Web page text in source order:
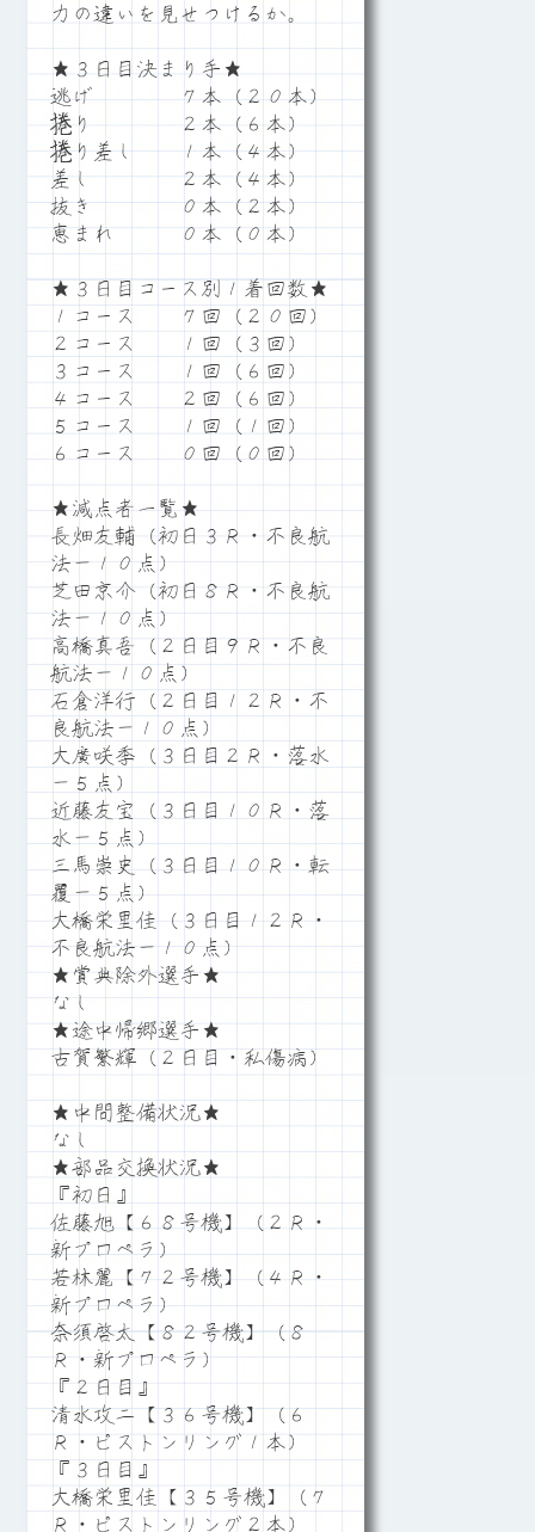
力の違いを見せつけるか。
★３日目決まり手★
逃げ ７本（２０本）
捲り ２本（６本）
捲り差し １本（４本）
差し ２本（４本）
抜き ０本（２本）
恵まれ ０本（０本）
★３日目コース別１着回数★
１コース ７回（２０回）
２コース １回（３回）
３コース １回（６回）
４コース ２回（６回）
５コース １回（１回）
６コース ０回（０回）
★減点者一覧★
長畑友輔（初日３Ｒ・不良航
法－１０点）
芝田京介（初日８Ｒ・不良航
法－１０点）
高橋真吾（２日目９Ｒ・不良
航法－１０点）
石倉洋行（２日目１２Ｒ・不
良航法－１０点）
大廣咲季（３日目２Ｒ・落水
－５点）
近藤友宝（３日目１０Ｒ・落
水－５点）
三馬崇史（３日目１０Ｒ・転
覆－５点）
大橋栄里佳（３日目１２Ｒ・
不良航法－１０点）
★賞典除外選手★
なし
★途中帰郷選手★
古賀繁輝（２日目・私傷病）
★中間整備状況★
なし
★部品交換状況★
『初日』
佐藤旭【６８号機】（２Ｒ・
新プロペラ）
若林麗【７２号機】（４Ｒ・
新プロペラ）
奈須啓太【８２号機】（８
Ｒ・新プロペラ）
『２日目』
清水攻二【３６号機】（６
Ｒ・ピストンリング１本）
『３日目』
大橋栄里佳【３５号機】（７
Ｒ・ピストンリング２本）